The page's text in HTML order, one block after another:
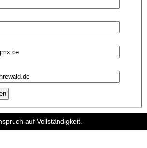
auf Vollständigkeit.